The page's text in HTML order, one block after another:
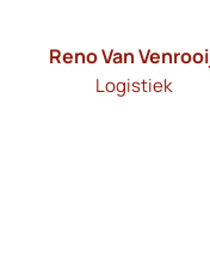
Reno Van
Logistiek